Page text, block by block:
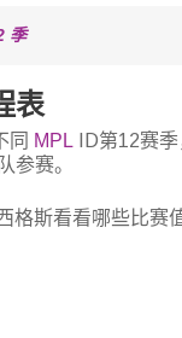
季
表
同 MPL ID第12赛
参赛。
斯看看哪些比赛